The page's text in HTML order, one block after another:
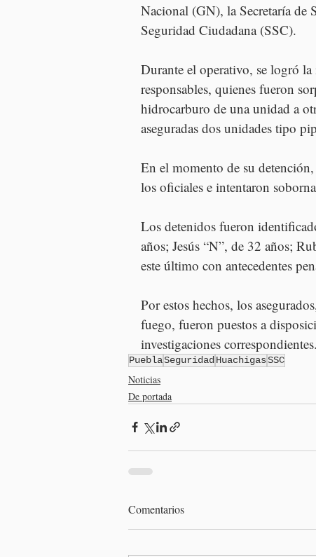
Nacional (GN), la Secretaría de
Seguridad Ciudadana (SSC).
Durante el operativo, se logró
responsables, quienes fueron
hidrocarburo de una unidad a
aseguradas dos unidades tipo
En el momento de su
los oficiales e intentaron
Los detenidos fueron
años; Jesús “N”, de 32 años;
este último con antecedentes
Por estos hechos, los
fuego, fueron puestos a
investigaciones correspondientes.
PueblaSeguridad HuachigasSSC
Noticias
De portada
Comentarios